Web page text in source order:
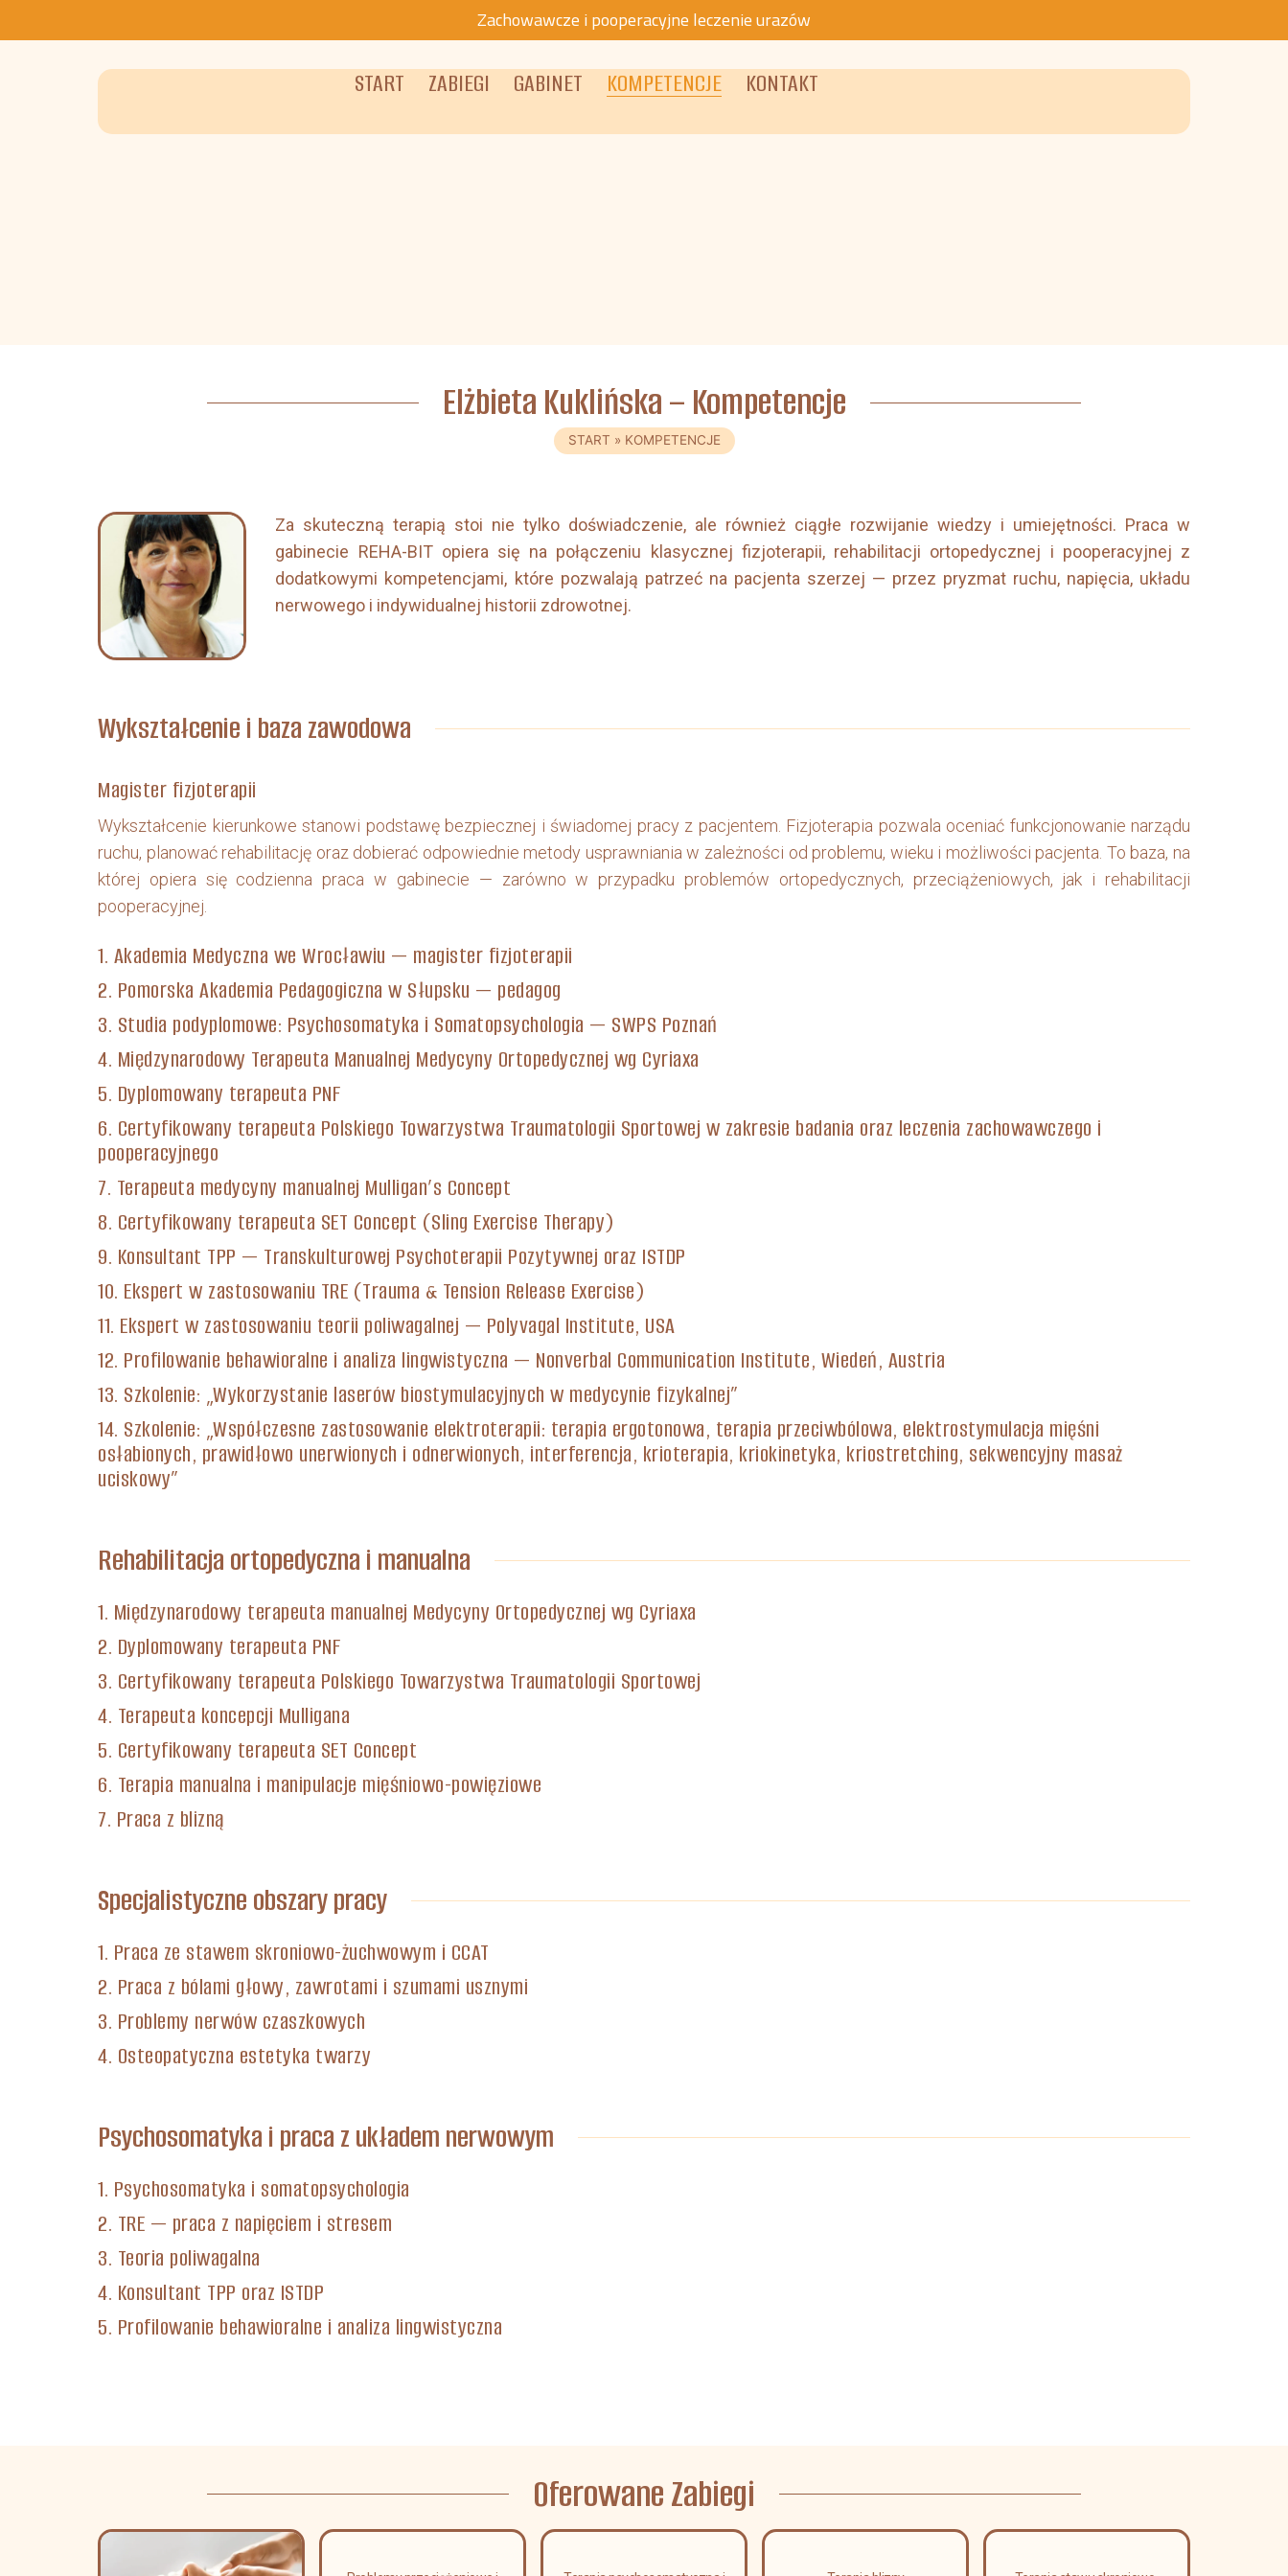
Zachowawcze i pooperacyjne leczenie urazów
START
ZABIEGI GABINET KOMPETENCJE KONTAKT
Elżbieta Kuklińska – Kompetencje
START » KOMPETENCJE
Za skuteczną terapią stoi nie tylko doświadczenie, ale również ciągłe rozwijanie wiedzy i umiejętności. Praca w
gabinecie REHA-BIT opiera się na połączeniu klasycznej fizjoterapii, rehabilitacji ortopedycznej i pooperacyjnej z
dodatkowymi kompetencjami, które pozwalają patrzeć na pacjenta szerzej — przez pryzmat ruchu, napięcia, układu
nerwowego i indywidualnej historii zdrowotnej.
Wykształcenie i baza zawodowa
Magister fizjoterapii
Wykształcenie kierunkowe stanowi podstawę bezpiecznej i świadomej pracy z pacjentem. Fizjoterapia pozwala oceniać funkcjonowanie narządu
ruchu, planować rehabilitację oraz dobierać odpowiednie metody usprawniania w zależności od problemu, wieku i możliwości pacjenta. To baza, na
której opiera się codzienna praca w gabinecie — zarówno w przypadku problemów ortopedycznych, przeciążeniowych, jak i rehabilitacji
pooperacyjnej.
1. Akademia Medyczna we Wrocławiu — magister fizjoterapii
2. Pomorska Akademia Pedagogiczna w Słupsku — pedagog
3. Studia podyplomowe: Psychosomatyka i Somatopsychologia — SWPS Poznań
4. Międzynarodowy Terapeuta Manualnej Medycyny Ortopedycznej wg Cyriaxa
5. Dyplomowany terapeuta PNF
6. Certyfikowany terapeuta Polskiego Towarzystwa Traumatologii Sportowej w zakresie badania oraz leczenia zachowawczego i
pooperacyjnego
7. Terapeuta medycyny manualnej Mulligan’s Concept
8. Certyfikowany terapeuta SET Concept (Sling Exercise Therapy)
9. Konsultant TPP — Transkulturowej Psychoterapii Pozytywnej oraz ISTDP
10. Ekspert w zastosowaniu TRE (Trauma & Tension Release Exercise)
11. Ekspert w zastosowaniu teorii poliwagalnej — Polyvagal Institute, USA
12. Profilowanie behawioralne i analiza lingwistyczna — Nonverbal Communication Institute, Wiedeń, Austria
13. Szkolenie: „Wykorzystanie laserów biostymulacyjnych w medycynie fizykalnej”
14. Szkolenie: „Współczesne zastosowanie elektroterapii: terapia ergotonowa, terapia przeciwbólowa, elektrostymulacja mięśni
osłabionych, prawidłowo unerwionych i odnerwionych, interferencja, krioterapia, kriokinetyka, kriostretching, sekwencyjny masaż
uciskowy”
Rehabilitacja ortopedyczna i manualna
1. Międzynarodowy terapeuta manualnej Medycyny Ortopedycznej wg Cyriaxa
2. Dyplomowany terapeuta PNF
3. Certyfikowany terapeuta Polskiego Towarzystwa Traumatologii Sportowej
4. Terapeuta koncepcji Mulligana
5. Certyfikowany terapeuta SET Concept
6. Terapia manualna i manipulacje mięśniowo-powięziowe
7. Praca z blizną
Specjalistyczne obszary pracy
1. Praca ze stawem skroniowo-żuchwowym i CCAT
2. Praca z bólami głowy, zawrotami i szumami usznymi
3. Problemy nerwów czaszkowych
4. Osteopatyczna estetyka twarzy
Psychosomatyka i praca z układem nerwowym
1. Psychosomatyka i somatopsychologia
2. TRE — praca z napięciem i stresem
3. Teoria poliwagalna
4. Konsultant TPP oraz ISTDP
5. Profilowanie behawioralne i analiza lingwistyczna
Oferowane Zabiegi